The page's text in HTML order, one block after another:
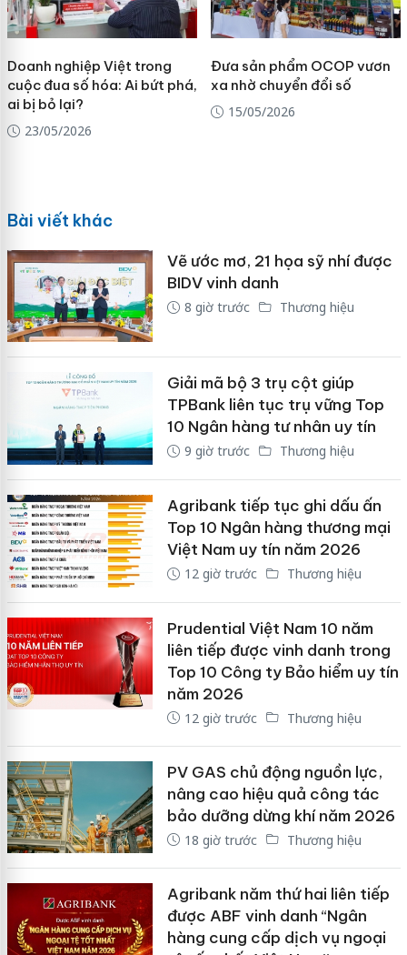
Doanh nghiệp Việt trong
cuộc đua số hóa: Ai bứt phá,
ai bị bỏ lại?
23/05/2026
Đưa sản phẩm OCOP vươn
xa nhờ chuyển đổi số
15/05/2026
Bài viết khác
Vẽ ước mơ, 21 họa sỹ nhí được
BIDV vinh danh
8 giờ trước Thương hiệu
Giải mã bộ 3 trụ cột giúp
TPBank liên tục trụ vững Top
10 Ngân hàng tư nhân uy tín
9 giờ trước Thương hiệu
Agribank tiếp tục ghi dấu ấn
Top 10 Ngân hàng thương mại
Việt Nam uy tín năm 2026
12 giờ trước Thương hiệu
Prudential Việt Nam 10 năm
liên tiếp được vinh danh trong
Top 10 Công ty Bảo hiểm uy tín
năm 2026
12 giờ trước Thương hiệu
PV GAS chủ động nguồn lực,
nâng cao hiệu quả công tác
bảo dưỡng dừng khí năm 2026
18 giờ trước Thương hiệu
Agribank năm thứ hai liên tiếp
được ABF vinh danh “Ngân
hàng cung cấp dịch vụ ngoại